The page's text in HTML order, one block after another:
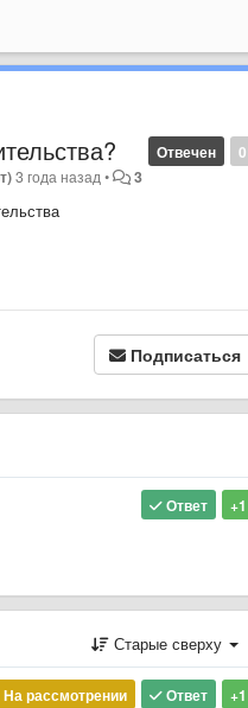
0
Отвечен
3 года назад • 3
Подписаться
+1
Ответ
Старые сверху
+1
Ответ
На рассмотрении